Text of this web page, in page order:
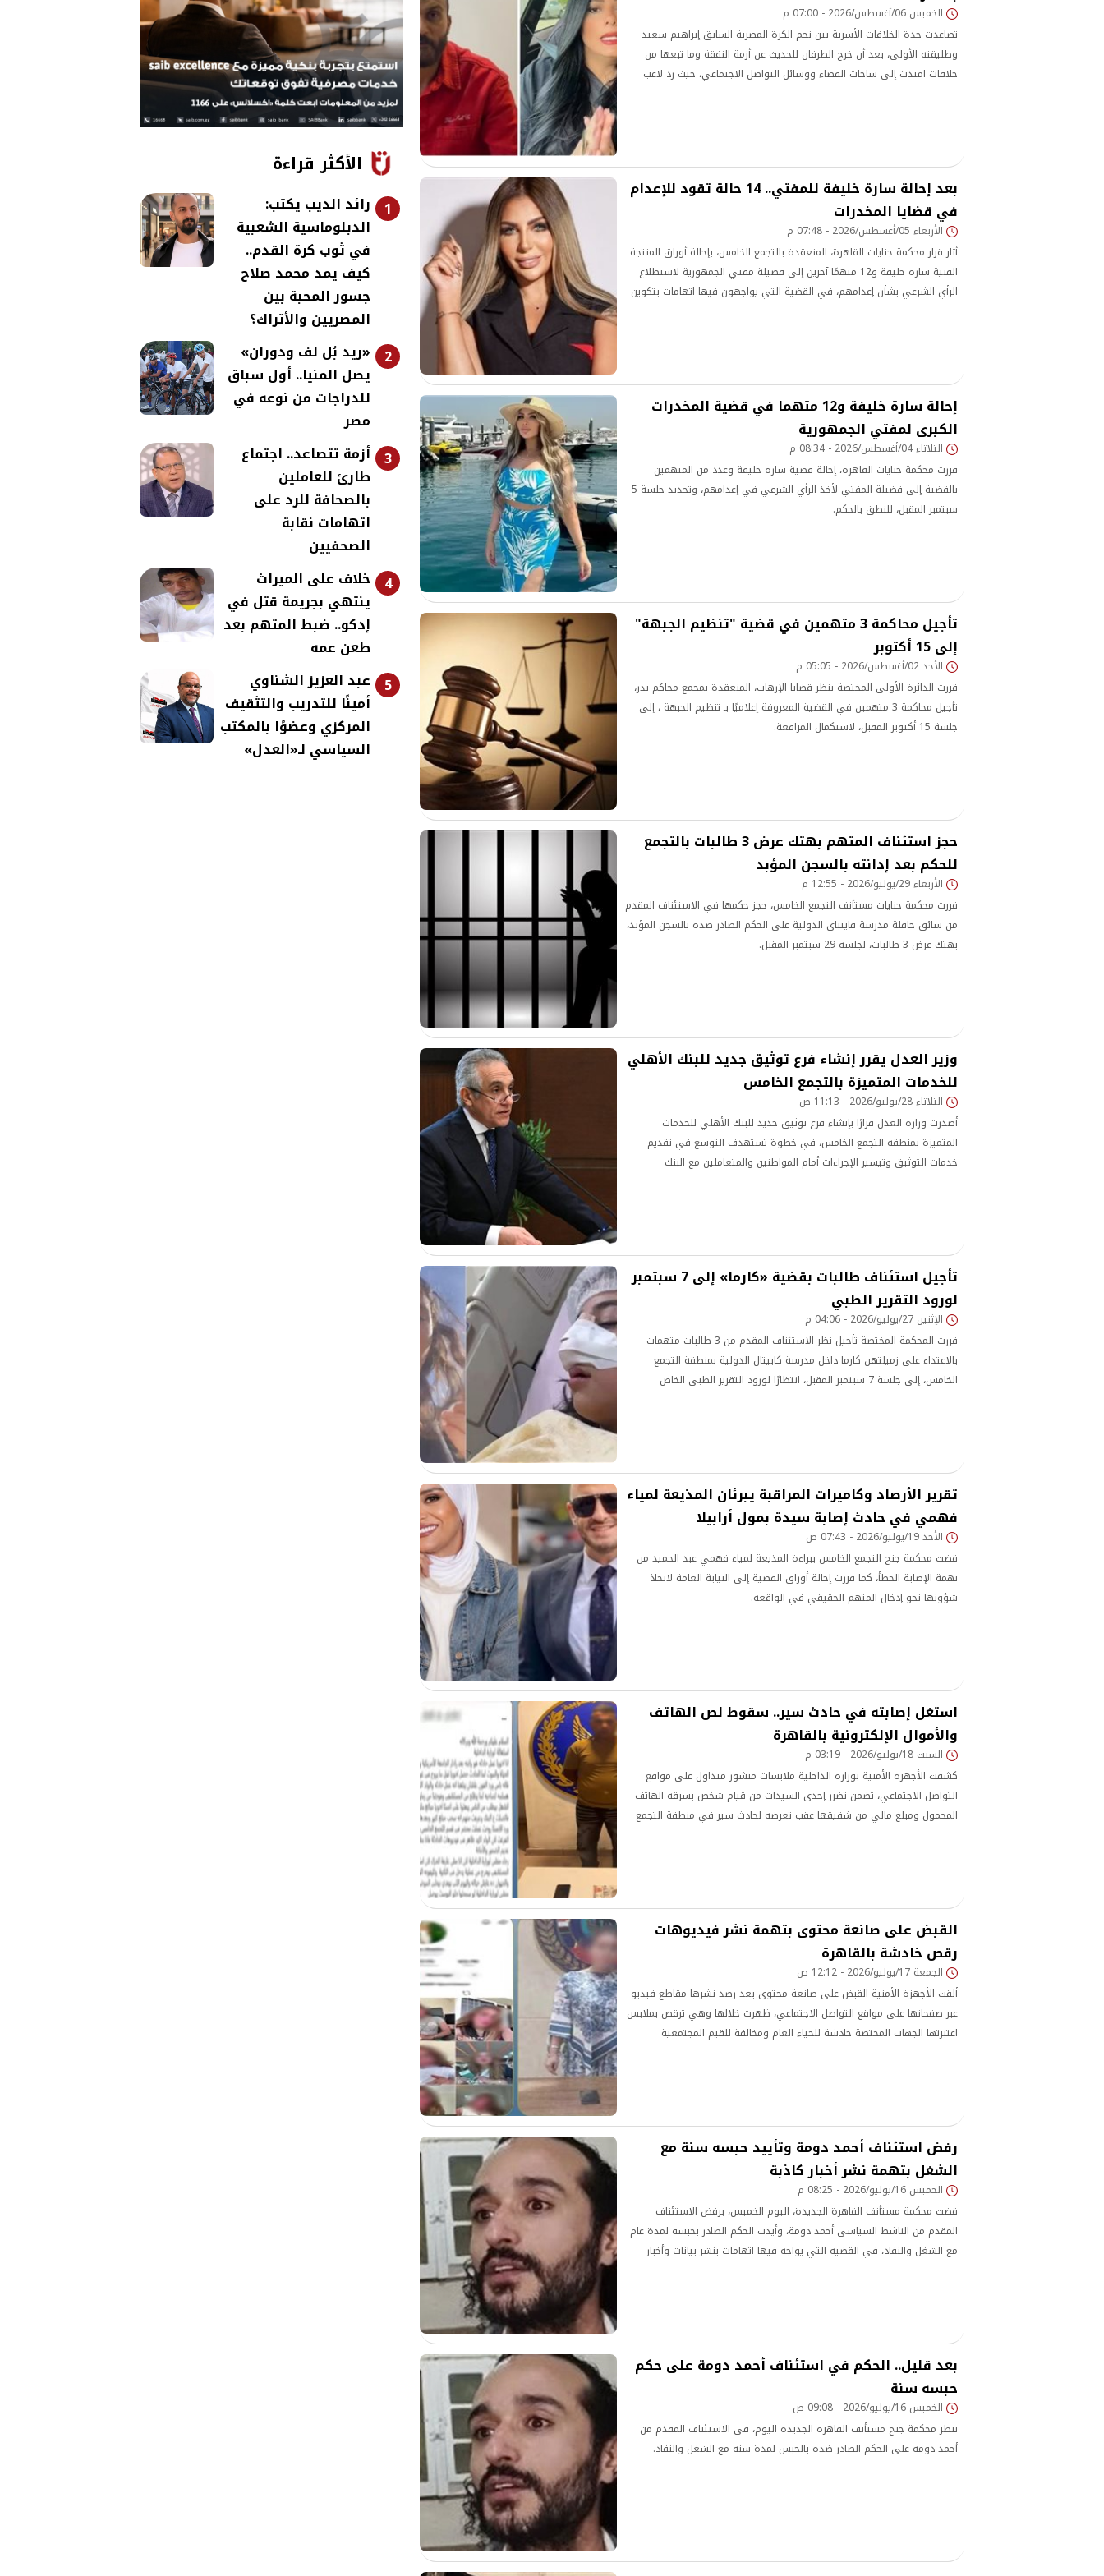
الخميس 06/أغسطس/2026 - 07:00 م
تصاعدت حدة الخلافات الأسرية بين نجم الكرة المصرية السابق إبراهيم سعيد
وطليقته الأولى، بعد أن خرج الطرفان للحديث عن أزمة النفقة وما تبعها من
خلافات امتدت إلى ساحات القضاء ووسائل التواصل الاجتماعي، حيث رد لاعب
بعد إحالة سارة خليفة للمفتي.. 14 حالة تقود للإعدام
في قضايا المخدرات
الأربعاء 05/أغسطس/2026 - 07:48 م
أثار قرار محكمة جنايات القاهرة، المنعقدة بالتجمع الخامس، بإحالة أوراق المنتجة
الفنية سارة خليفة و12 متهمًا آخرين إلى فضيلة مفتي الجمهورية لاستطلاع
الرأي الشرعي بشأن إعدامهم، في القضية التي يواجهون فيها اتهامات بتكوين
إحالة سارة خليفة و12 متهما في قضية المخدرات
الكبرى لمفتي الجمهورية
الثلاثاء 04/أغسطس/2026 - 08:34 م
قررت محكمة جنايات القاهرة، إحالة قضية سارة خليفة وعدد من المتهمين
بالقضية إلى فضيلة المفتي لأخذ الرأي الشرعي في إعدامهم، وتحديد جلسة 5
سبتمبر المقبل، للنطق بالحكم.
تأجيل محاكمة 3 متهمين في قضية "تنظيم الجبهة"
إلى 15 أكتوبر
الأحد 02/أغسطس/2026 - 05:05 م
قررت الدائرة الأولى المختصة بنظر قضايا الإرهاب، المنعقدة بمجمع محاكم بدر،
تأجيل محاكمة 3 متهمين في القضية المعروفة إعلاميًا بـ تنظيم الجبهة ، إلى
جلسة 15 أكتوبر المقبل، لاستكمال المرافعة.
حجز استئناف المتهم بهتك عرض 3 طالبات بالتجمع
للحكم بعد إدانته بالسجن المؤبد
الأربعاء 29/يوليو/2026 - 12:55 م
قررت محكمة جنايات مستأنف التجمع الخامس، حجز حكمها في الاستئناف المقدم
من سائق حافلة مدرسة قايتباي الدولية على الحكم الصادر ضده بالسجن المؤبد،
بهتك عرض 3 طالبات، لجلسة 29 سبتمبر المقبل.
وزير العدل يقرر إنشاء فرع توثيق جديد للبنك الأهلي
للخدمات المتميزة بالتجمع الخامس
الثلاثاء 28/يوليو/2026 - 11:13 ص
أصدرت وزارة العدل قرارًا بإنشاء فرع توثيق جديد للبنك الأهلي للخدمات
المتميزة بمنطقة التجمع الخامس، في خطوة تستهدف التوسع في تقديم
خدمات التوثيق وتيسير الإجراءات أمام المواطنين والمتعاملين مع البنك
تأجيل استئناف طالبات بقضية «كارما» إلى 7 سبتمبر
لورود التقرير الطبي
الإثنين 27/يوليو/2026 - 04:06 م
قررت المحكمة المختصة تأجيل نظر الاستئناف المقدم من 3 طالبات متهمات
بالاعتداء على زميلتهن كارما داخل مدرسة كابيتال الدولية بمنطقة التجمع
الخامس، إلى جلسة 7 سبتمبر المقبل، انتظارًا لورود التقرير الطبي الخاص
تقرير الأرصاد وكاميرات المراقبة يبرئان المذيعة لمياء
فهمي في حادث إصابة سيدة بمول أرابيلا
الأحد 19/يوليو/2026 - 07:43 ص
قضت محكمة جنح التجمع الخامس ببراءة المذيعة لمياء فهمي عبد الحميد من
تهمة الإصابة الخطأ، كما قررت إحالة أوراق القضية إلى النيابة العامة لاتخاذ
شؤونها نحو إدخال المتهم الحقيقي في الواقعة.
استغل إصابته في حادث سير.. سقوط لص الهاتف
والأموال الإلكترونية بالقاهرة
السبت 18/يوليو/2026 - 03:19 م
كشفت الأجهزة الأمنية بوزارة الداخلية ملابسات منشور متداول على مواقع
التواصل الاجتماعي، تضمن تضرر إحدى السيدات من قيام شخص بسرقة الهاتف
المحمول ومبلغ مالي من شقيقها عقب تعرضه لحادث سير في منطقة التجمع
القبض على صانعة محتوى بتهمة نشر فيديوهات
رقص خادشة بالقاهرة
الجمعة 17/يوليو/2026 - 12:12 ص
ألقت الأجهزة الأمنية القبض على صانعة محتوى بعد رصد نشرها مقاطع فيديو
عبر صفحاتها على مواقع التواصل الاجتماعي، ظهرت خلالها وهي ترقص بملابس
اعتبرتها الجهات المختصة خادشة للحياء العام ومخالفة للقيم المجتمعية
رفض استئناف أحمد دومة وتأييد حبسه سنة مع
الشغل بتهمة نشر أخبار كاذبة
الخميس 16/يوليو/2026 - 08:25 م
قضت محكمة مستأنف القاهرة الجديدة، اليوم الخميس، برفض الاستئناف
المقدم من الناشط السياسي أحمد دومة، وأيدت الحكم الصادر بحبسه لمدة عام
مع الشغل والنفاذ، في القضية التي يواجه فيها اتهامات بنشر بيانات وأخبار
بعد قليل.. الحكم في استئناف أحمد دومة على حكم
حبسه سنة
الخميس 16/يوليو/2026 - 09:08 ص
تنظر محكمة جنح مستأنف القاهرة الجديدة اليوم، في الاستئناف المقدم من
أحمد دومة على الحكم الصادر ضده بالحبس لمدة سنة مع الشغل والنفاذ.
الأكثر قراءة
1
رائد الديب يكتب:
الدبلوماسية الشعبية
في ثوب كرة القدم..
كيف يمد محمد صلاح
جسور المحبة بين
المصريين والأتراك؟
2
«ريد بُل لف ودوران»
يصل المنيا.. أول سباق
للدراجات من نوعه في
مصر
3 أزمة تتصاعد.. اجتماع
طارئ للعاملين
بالصحافة للرد على
اتهامات نقابة
الصحفيين
4
خلاف على الميراث
ينتهي بجريمة قتل في
إدكو.. ضبط المتهم بعد
طعن عمه
5
عبد العزيز الشناوي
أمينًا للتدريب والتثقيف
المركزي وعضوًا بالمكتب
السياسي لـ«العدل»